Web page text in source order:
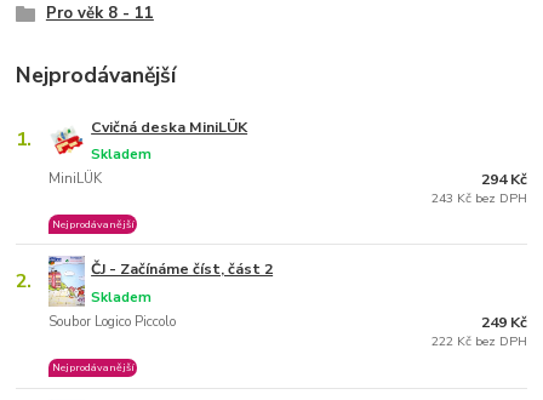
Pro věk 8 - 11
Nejprodávanější
1. Cvičná deska MiniLÜK
MiniLÜK
Skladem
Nejprodávanější
294 Kč
243 Kč bez DPH
2. ČJ - Začínáme číst, část 2
Soubor Logico Piccolo
Skladem
Nejprodávanější
249 Kč
222 Kč bez DPH